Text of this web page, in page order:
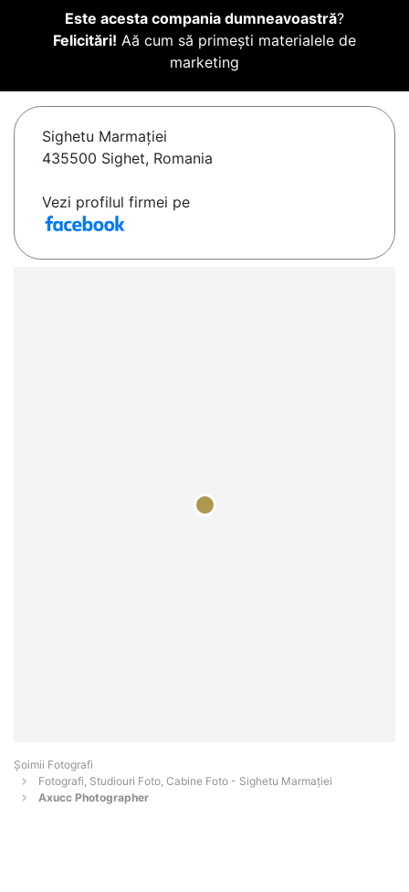
Este acesta compania dumneavoastră?
Felicitări! Aă cum să primești materialele de
marketing
Sighetu Marmaţiei
435500 Sighet, Romania
Vezi profilul firmei pe
Șoimii Fotografi
Fotografi, Studiouri Foto, Cabine Foto - Sighetu Marmaţiei
Axucc Photographer